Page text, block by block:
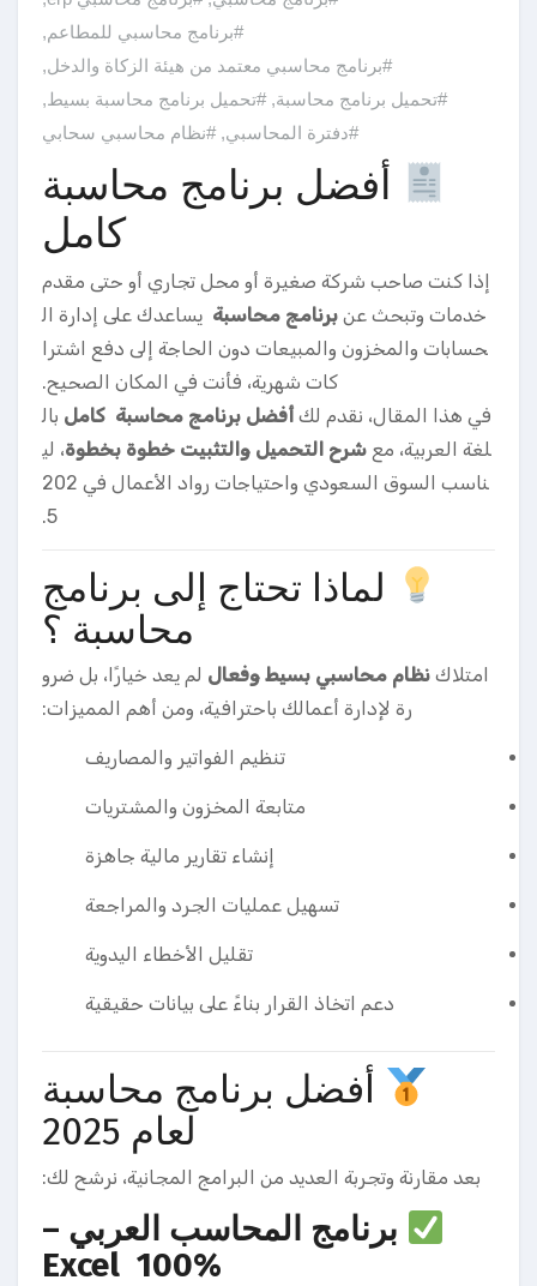
#برنامج محاسبي للمطاعم,
#برنامج محاسبي معتمد من هيئة الزكاة والدخل,
#تحميل برنامج محاسبة,#تحميل برنامج محاسبة بسيط,
#دفترة المحاسبي,#نظام محاسبي سحابي
أفضل برنامج محاسبة
كامل
إذا كنت صاحب شركة صغيرة أو محل تجاري أو حتى مقدم
خدمات وتبحث عن برنامج محاسبة يساعدك على إدارة ال
حسابات والمخزون والمبيعات دون الحاجة إلى دفع اشترا
كات شهرية، فأنت في المكان الصحيح.
في هذا المقال، نقدم لك أفضل برنامج محاسبة كامل بال
لغة العربية، مع شرح التحميل والتثبيت خطوة بخطوة، لي
ناسب السوق السعودي واحتياجات رواد الأعمال في 202
5.
لماذا تحتاج إلى برنامج
محاسبة ؟
امتلاك نظام محاسبي بسيط وفعال لم يعد خيارًا، بل ضرو
رة لإدارة أعمالك باحترافية، ومن أهم المميزات:
تنظيم الفواتير والمصاريف
متابعة المخزون والمشتريات
إنشاء تقارير مالية جاهزة
تسهيل عمليات الجرد والمراجعة
تقليل الأخطاء اليدوية
دعم اتخاذ القرار بناءً على بيانات حقيقية
أفضل برنامج محاسبة
لعام 2025
بعد مقارنة وتجربة العديد من البرامج المجانية، نرشح لك:
برنامج المحاسب العربي –
Excel 100%